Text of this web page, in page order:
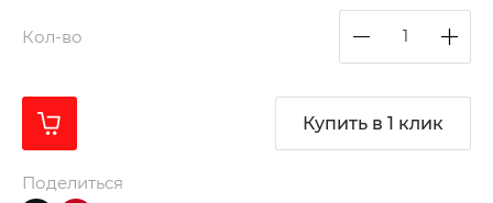
Кол-во
Купить в 1 клик
Поделиться